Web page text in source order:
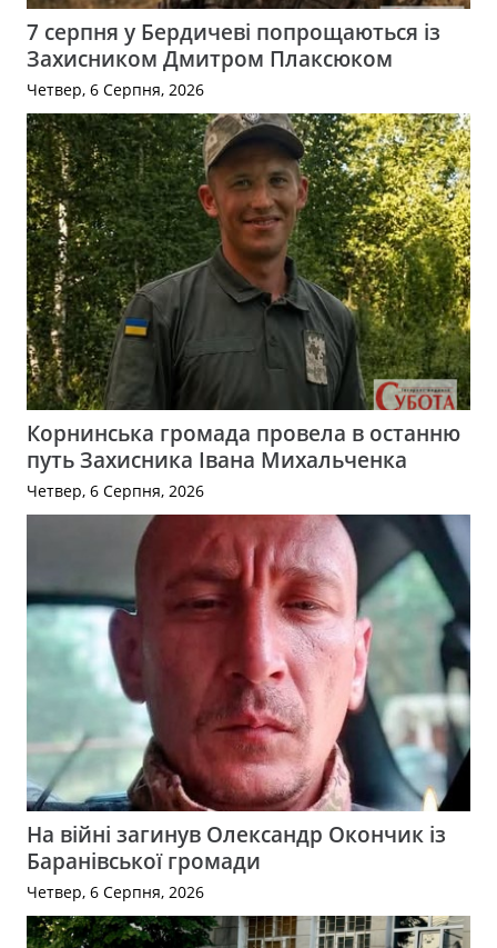
7 серпня у Бердичеві попрощаються із
Захисником Дмитром Плаксюком
Четвер, 6 Серпня, 2026
Корнинська громада провела в останню
путь Захисника Івана Михальченка
Четвер, 6 Серпня, 2026
На війні загинув Олександр Окончик із
Баранівської громади
Четвер, 6 Серпня, 2026